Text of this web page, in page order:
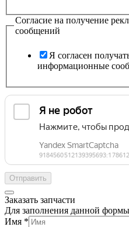
Согласие на получение
сообщений
Я согласен
информационные
Отправить
Заказать запчасти
Для заполнения данной
Имя *